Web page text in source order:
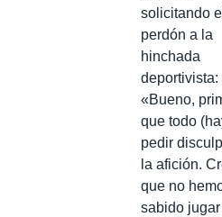
solicitando el
perdón a la
hinchada
deportivista:
«Bueno,
que todo
pedir
la afición.
que no
sabido